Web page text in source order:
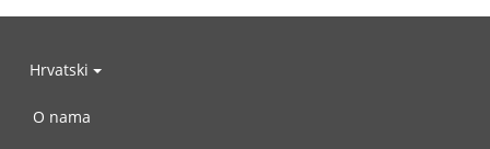
Hrvatski
O nama